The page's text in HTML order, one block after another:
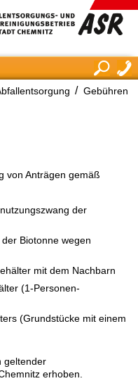
suchen
Gebühren
von Anträgen gemäß
der
Biotonne wegen
mit dem Nachbarn
(1-Personen-
(Grundstücke mit einem
geltender
erhoben.